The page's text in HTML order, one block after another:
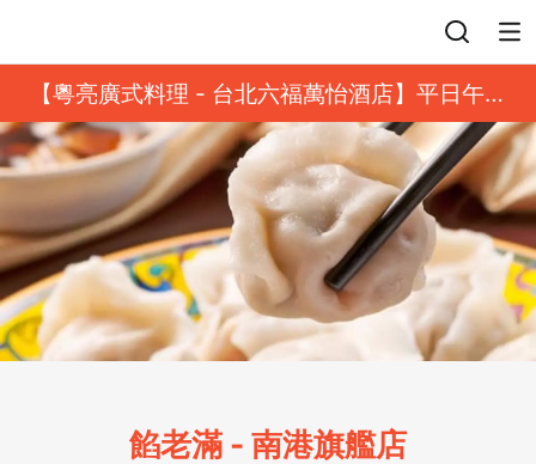
【粵亮廣式料理 - 台北六福萬怡酒店】平日午餐
8 折起｜靓港點套餐
餡老滿 - 南港旗艦店